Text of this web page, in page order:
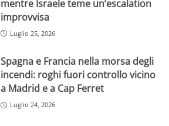
mentre Israele teme un’escalation
improvvisa
Luglio 25, 2026
Spagna e Francia nella morsa degli
incendi: roghi fuori controllo vicino
a Madrid e a Cap Ferret
Luglio 24, 2026